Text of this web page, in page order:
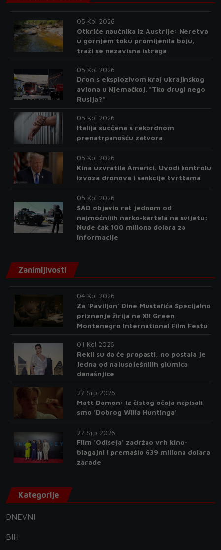
05 Kol 2026
Otkriće naučnika iz Austrije: Neretva
u gornjem toku promijenila boju,
traži se nezavisna istraga
05 Kol 2026
Dron s eksplozivom kraj ukrajinskog
aviona u Njemačkoj. "Tko drugi nego
Rusija?"
05 Kol 2026
Italija suočena s rekordnom
prenatrpanošću zatvora
05 Kol 2026
Kina uzvratila Americi. Uvodi kontrolu
izvoza dronova i sankcije tvrtkama
05 Kol 2026
SAD objavio rat jednom od
najmoćnijih narko-kartela na svijetu:
Nude čak 100 miliona dolara za
informacije
Zanimljivosti
04 Kol 2026
Za 'Paviljon' Dine Mustafića Specijalno
priznanje žirija na XII Green
Montenegro International Film Festu
01 Kol 2026
Rekli su da će propasti, no postala je
jedna od najuspješnijih glumica
današnjice
27 Srp 2026
Matt Damon: Iz čistog očaja napisali
smo 'Dobrog Willa Huntinga'
27 Srp 2026
Film 'Odiseja' zadržao vrh kino-
blagajni i premašio 639 miliona dolara
zarade
Kategorije
DNEVNI
BIH